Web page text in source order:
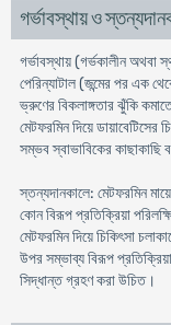
গর্ভাবস্থায় ও
গর্ভাবস্থায় (গর্ভকালীন অথবা
পেরিন্যাটাল (জন্মের পর এক
ভ্রুণের বিকলাঙ্গতার ঝুঁকি
মেটফরমিন দিয়ে
সম্ভব স্বাভাবিকের
স্তন্যদানকালে: মেটফরমিন
কোন বিরূপ প্রতিক্রিয়া
মেটফরমিন দিয়ে চিকিৎসা
উপর সম্ভাব্য বিরূপ
সিদ্ধান্ত গ্রহণ করা উচিত।